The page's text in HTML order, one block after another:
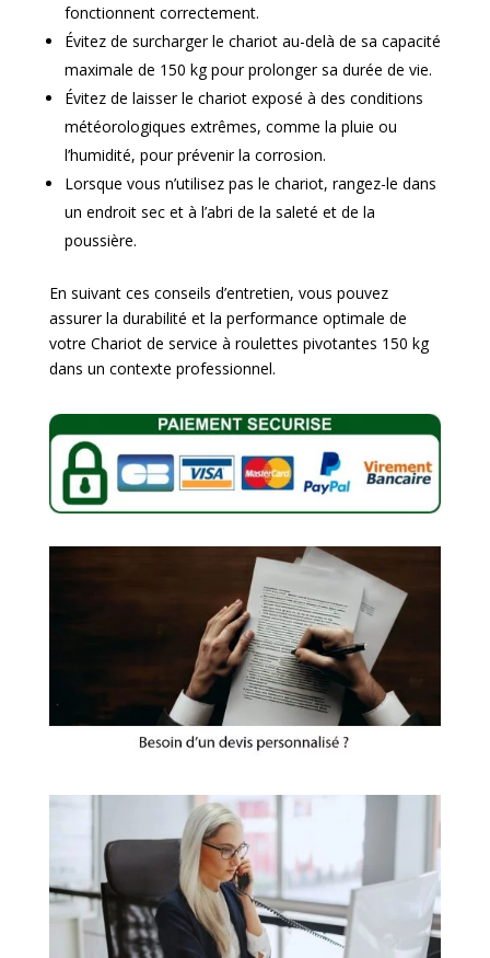
fonctionnent correctement.
Évitez de surcharger le chariot au-delà de sa capacité
maximale de 150 kg pour prolonger sa durée de vie.
Évitez de laisser le chariot exposé à des conditions
météorologiques extrêmes, comme la pluie ou
l’humidité, pour prévenir la corrosion.
Lorsque vous n’utilisez pas le chariot, rangez-le dans
un endroit sec et à l’abri de la saleté et de la
poussière.
En suivant ces conseils d’entretien, vous pouvez
assurer la durabilité et la performance optimale de
votre Chariot de service à roulettes pivotantes 150 kg
dans un contexte professionnel.